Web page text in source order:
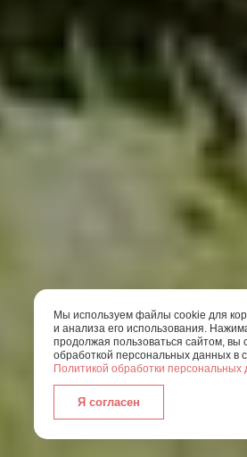
Мы используем файлы cookie для
и анализа его использования.
продолжая пользоваться сайтом, вы
обработкой персональных данных в
Политикой обработки персональных
Я согласен